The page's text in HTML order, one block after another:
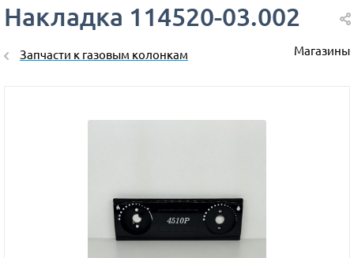
Накладка 114520-03.002
Запчасти к газовым колонкам Магазины